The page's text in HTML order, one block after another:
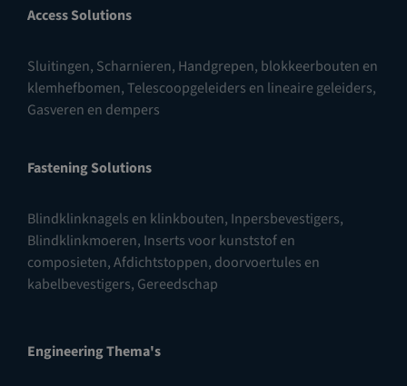
Access Solutions
Sluitingen, Scharnieren, Handgrepen, blokkeerbouten en
klemhefbomen,Telescoopgeleiders en lineaire geleiders,
Gasveren en dempers
Fastening Solutions
Blindklinknagels en klinkbouten, Inpersbevestigers,
Blindklinkmoeren, Inserts voor kunststof en
composieten,Afdichtstoppen, doorvoertules en
kabelbevestigers, Gereedschap
Engineering Thema's